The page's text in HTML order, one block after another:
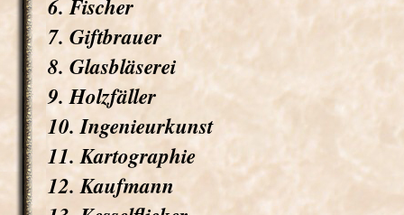
6. Fischer
7. Giftbrauer
8. Glasbläserei
9. Holzfäller
10. Ingenieurkunst
11. Kartographie
12. Kaufmann